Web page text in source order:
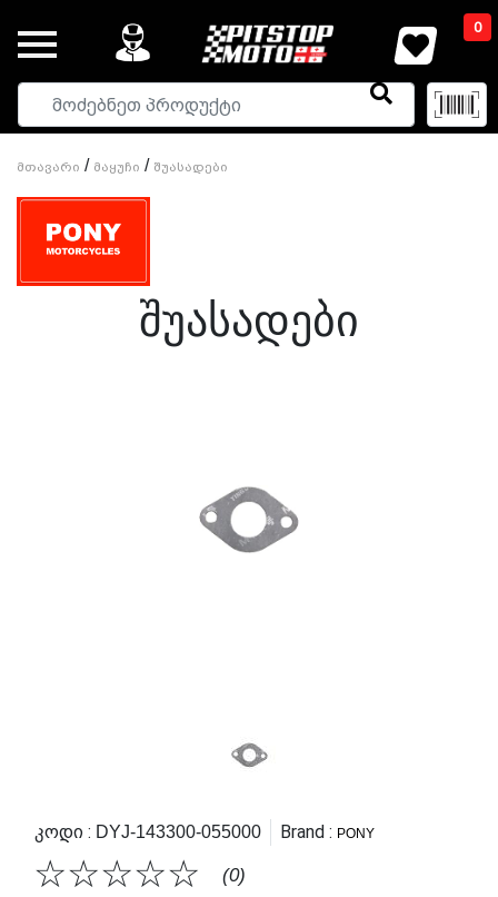
0
Მთავარი / Მაყუჩი / Შუასადები
Შუასადები
Კოდი : DYJ-143300-055000 Brand : PONY
☆
☆
☆
☆
☆ (0)